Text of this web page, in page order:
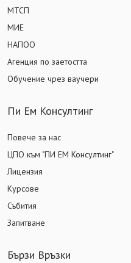
МТСП
МИЕ
НАПОО
Агенция по заетостта
Обучение чрез ваучери
Пи Ем Консултинг
Повече за нас
ЦПО към "ПИ ЕМ Консултинг"
Лицензия
Курсове
Събития
Запитване
Бързи Връзки